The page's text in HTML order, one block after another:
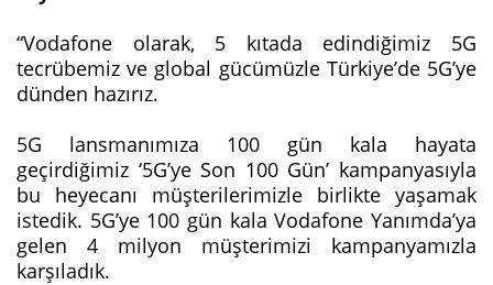
“Vodafone olarak, 5 kıtada edindiğimiz 5G
tecrübemiz ve global gücümüzle Türkiye’de 5G’ye
dünden hazırız.
5G lansmanımıza 100 gün kala hayata
geçirdiğimiz ‘5G’ye Son 100 Gün’ kampanyasıyla
bu heyecanı müşterilerimizle birlikte yaşamak
istedik. 5G’ye 100 gün kala Vodafone Yanımda’ya
gelen 4 milyon müşterimizi kampanyamızla
karşıladık.